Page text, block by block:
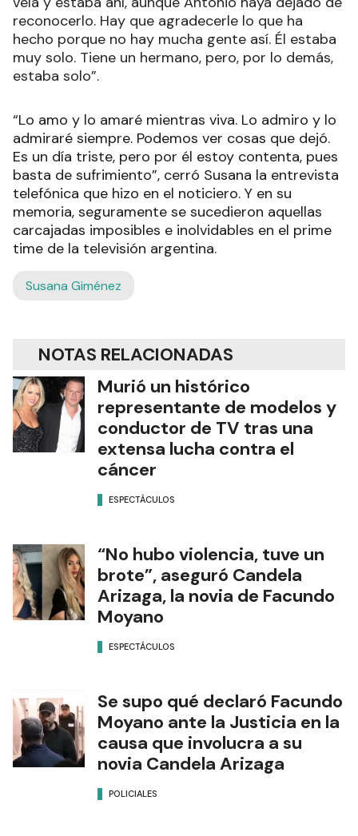
reconocerlo. Hay que agradecerle lo que ha
hecho porque no hay mucha gente así. Él estaba
muy solo. Tiene un hermano, pero, por lo demás,
estaba solo”.
“Lo amo y lo amaré mientras viva. Lo admiro y lo
admiraré siempre. Podemos ver cosas que dejó.
Es un día triste, pero por él estoy contenta, pues
basta de sufrimiento”, cerró Susana la entrevista
telefónica que hizo en el noticiero. Y en su
memoria, seguramente se sucedieron aquellas
carcajadas imposibles e inolvidables en el prime
time de la televisión argentina.
Susana Giménez
NOTAS RELACIONADAS
Murió un histórico
representante de modelos y
conductor de TV tras una
extensa lucha contra el
cáncer
ESPECTÁCULOS
“No hubo violencia, tuve un
brote”, aseguró Candela
Arizaga, la novia de Facundo
Moyano
ESPECTÁCULOS
Se supo qué declaró Facundo
Moyano ante la Justicia en la
causa que involucra a su
novia Candela Arizaga
POLICIALES